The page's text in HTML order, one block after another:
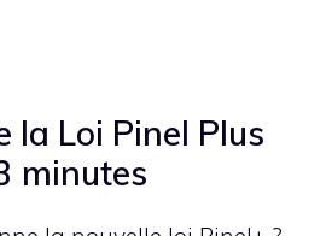
la Loi Pinel Plus
minutes